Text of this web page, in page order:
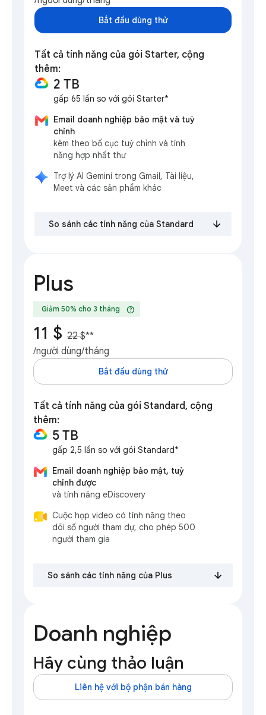
Bắt đầu dùng thử
Tất cả tính năng của gói Starter, cộng
thêm:
2 TB
gấp 65 lần so với gói Starter*
Email doanh nghiệp bảo mật và tuỳ
chỉnh
kèm theo bố cục tuỳ chỉnh và tính
năng hợp nhất thư
Trợ lý AI Gemini trong Gmail, Tài liệu,
Meet và các sản phẩm khác
So sánh các tính năng của Standard
Plus
Giảm 50% cho 3 tháng help
11 $ 22 $**
/người dùng/tháng
Bắt đầu dùng thử
Tất cả tính năng của gói Standard, cộng
thêm:
5 TB
gấp 2,5 lần so với gói Standard*
Email doanh nghiệp bảo mật, tuỳ
chỉnh được
và tính năng eDiscovery
Cuộc họp video có tính năng theo
dõi số người tham dự, cho phép 500
người tham gia
So sánh các tính năng của Plus
Doanh nghiệp
Hãy cùng thảo luận
Liên hệ với bộ phận bán hàng